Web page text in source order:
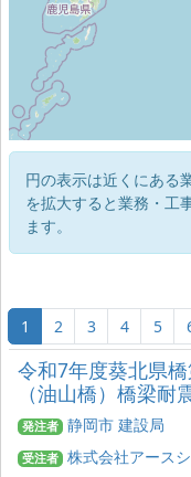
円の表示は近くにある
を拡大すると業務・工
ます。
1 2 3 4 5
令和7年度葵北県
（油山橋）橋梁耐
発注者 静岡市 建設局
受注者 株式会社アース